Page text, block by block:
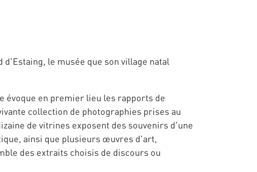
d'Estaing, le musée que son village natal
évoque en premier lieu les rapports de
collection de photographies prises au
de vitrines exposent des souvenirs d'une
ainsi que plusieurs œuvres d'art,
des extraits choisis de discours ou